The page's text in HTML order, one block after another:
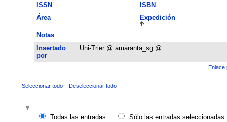
ISSN
ISBN
Área
Expedición
Notas
Insertado
por
Uni-Trier @ amaranta_sg @
Enlace
Seleccionar todo Deseleccionar todo
Todas las entradas
Sólo las entradas seleccionadas: